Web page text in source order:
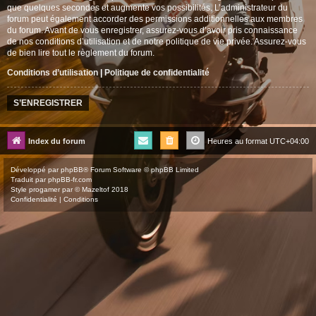
que quelques secondes et augmente vos possibilités. L’administrateur du
forum peut également accorder des permissions additionnelles aux membres
du forum. Avant de vous enregistrer, assurez-vous d’avoir pris connaissance
de nos conditions d’utilisation et de notre politique de vie privée. Assurez-vous
de bien lire tout le règlement du forum.
Conditions d’utilisation | Politique de confidentialité
S’ENREGISTRER
Index du forum Heures au format UTC+04:00
Développé parphpBB® Forum Software © phpBB Limited
Traduit parphpBB-fr.com
Style progamerpar ©Mazeltof 2018
Confidentialité | Conditions